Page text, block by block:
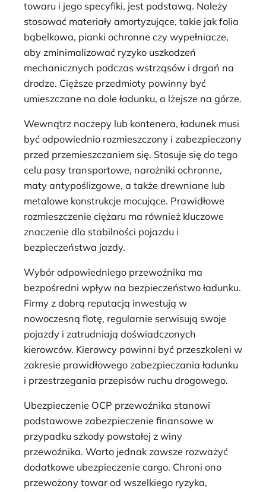
towaru i jego specyfiki, jest podstawą. Należy
stosować materiały amortyzujące, takie jak folia
bąbelkowa, pianki ochronne czy wypełniacze,
aby zminimalizować ryzyko uszkodzeń
mechanicznych podczas wstrząsów i drgań na
drodze. Cięższe przedmioty powinny być
umieszczane na dole ładunku, a lżejsze na górze.
Wewnątrz naczepy lub kontenera, ładunek musi
być odpowiednio rozmieszczony i zabezpieczony
przed przemieszczaniem się. Stosuje się do tego
celu pasy transportowe, narożniki ochronne,
maty antypoślizgowe, a także drewniane lub
metalowe konstrukcje mocujące. Prawidłowe
rozmieszczenie ciężaru ma również kluczowe
znaczenie dla stabilności pojazdu i
bezpieczeństwa jazdy.
Wybór odpowiedniego przewoźnika ma
bezpośredni wpływ na bezpieczeństwo ładunku.
Firmy z dobrą reputacją inwestują w
nowoczesną flotę, regularnie serwisują swoje
pojazdy i zatrudniają doświadczonych
kierowców. Kierowcy powinni być przeszkoleni w
zakresie prawidłowego zabezpieczania ładunku
i przestrzegania przepisów ruchu drogowego.
Ubezpieczenie OCP przewoźnika stanowi
podstawowe zabezpieczenie finansowe w
przypadku szkody powstałej z winy
przewoźnika. Warto jednak zawsze rozważyć
dodatkowe ubezpieczenie cargo. Chroni ono
przewożony towar od wszelkiego ryzyka,